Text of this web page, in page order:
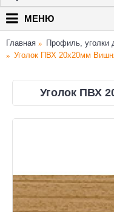
МЕНЮ
Главная Профиль, уголки
Уголок ПВХ 20х20мм
Уголок ПВХ